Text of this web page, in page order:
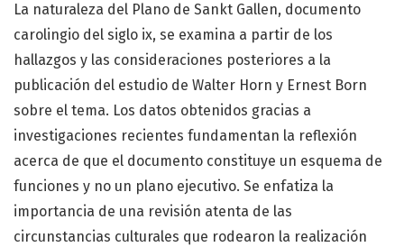
La naturaleza del Plano de Sankt Gallen, documento
carolingio del siglo ix, se examina a partir de los
hallazgos y las consideraciones posteriores a la
publicación del estudio de Walter Horn y Ernest Born
sobre el tema. Los datos obtenidos gracias a
investigaciones recientes fundamentan la reflexión
acerca de que el documento constituye un esquema de
funciones y no un plano ejecutivo. Se enfatiza la
importancia de una revisión atenta de las
circunstancias culturales que rodearon la realización